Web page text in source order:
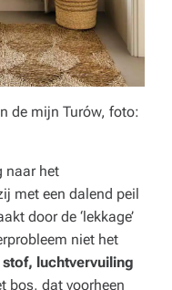
de mijn Turów, foto:
naar het
met een dalend peil
door de ‘lekkage’
niet het
stof, luchtvervuiling
bos, dat voorheen